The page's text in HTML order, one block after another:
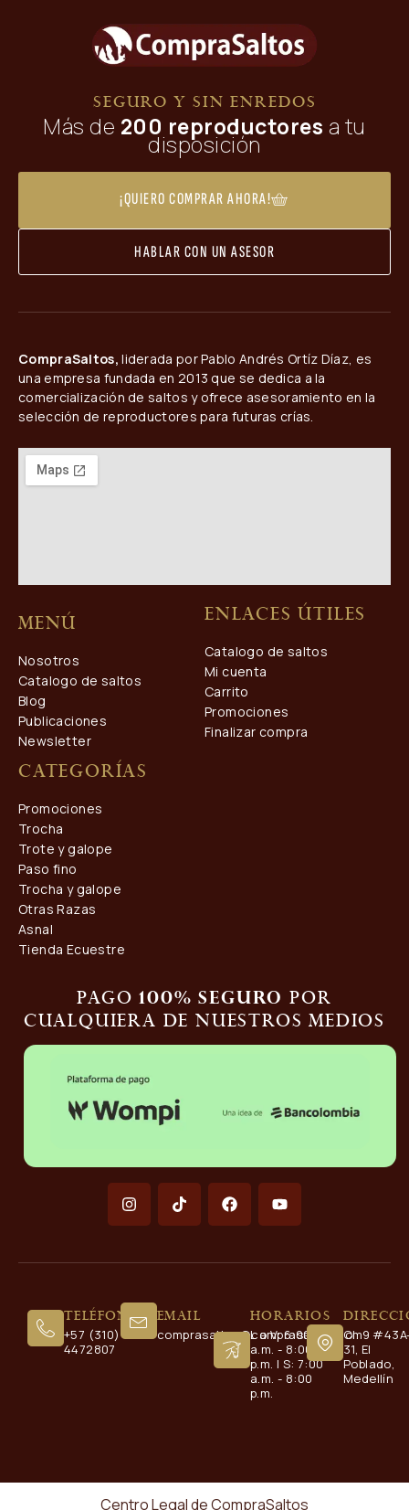
SEGURO Y SIN ENREDOS
Más de 200 reproductores a tu
disposición
¡QUIERO COMPRAR AHORA!
HABLAR CON UN ASESOR
CompraSaltos, liderada por Pablo Andrés Ortíz Díaz, es
una empresa fundada en 2013 que se dedica a la
comercialización de saltos y ofrece asesoramiento en la
selección de reproductores para futuras crías.
Menú
Nosotros
Catalogo de saltos
Blog
Publicaciones
Newsletter
Enlaces útiles
Catalogo de saltos
Mi cuenta
Carrito
Promociones
Finalizar compra
Categorías
Promociones
Trocha
Trote y galope
Paso fino
Trocha y galope
Otras Razas
Asnal
Tienda Ecuestre
Pago100% seguropor
cualquiera de nuestros medios
Teléfono
+57 (310)
4472807
Email
comprasaltos@comprasaltos.com
Horarios
L a V: 6:00
a.m. - 8:00
p.m. | S: 7:00
a.m. - 8:00
p.m.
Cl. 9
31, El
Poblado,
Medellín
Centro Legal de CompraSaltos